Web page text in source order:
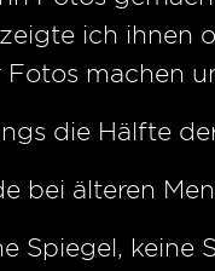
ich ihnen
machen
die Hälfte
bei älteren
Spiegel, keine